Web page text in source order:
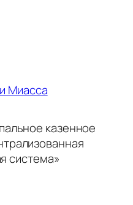
Миасса
казенное
система»